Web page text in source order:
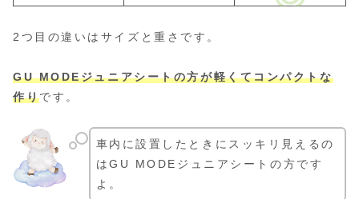
2つ目の違いはサイズと重さです。
GU MODEジュニアシートの方が軽くてコンパクトな
作りです。
車内に設置したときにスッキリ見えるの
はGU MODEジュニアシートの方です
よ。